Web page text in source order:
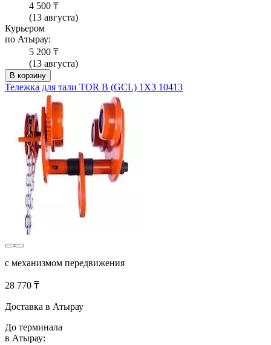
4 500 ₸
(13 августа)
Курьером
по Атырау:
5 200 ₸
(13 августа)
В корзину
Тележка для тали TOR В (GCL) 1Х3 10413
с механизмом передвижения
28 770 ₸
Доставка в Атырау
До терминала
в Атырау: